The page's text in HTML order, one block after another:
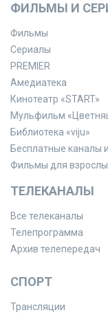
ФИЛЬМЫ И
Фильмы
Сериалы
PREMIER
Амедиатека
Кинотеатр «START»
Мульфильм
Библиотека «viju»
Бесплатные каналы
Фильмы для
ТЕЛЕКАНАЛЫ
Все телеканалы
Телепрограмма
Архив телепередач
СПОРТ
Трансляции